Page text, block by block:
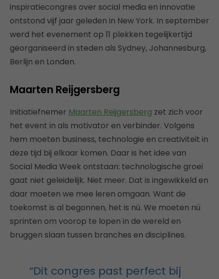
inspiratiecongres over social media en innovatie
ontstond vijf jaar geleden in New York. In september
werd het evenement op 11 plekken tegelijkertijd
georganiseerd in steden als Sydney, Johannesburg,
Berlijn en Londen.
Maarten Reijgersberg
Initiatiefnemer Maarten Reijgersberg zet zich voor
het event in als motivator en verbinder. Volgens
hem moeten business, technologie en creativiteit in
deze tijd bij elkaar komen. Daar is het idee van
Social Media Week ontstaan: technologische groei
gaat niet geleidelijk. Niet meer. Dat is ingewikkeld en
daar moeten we mee leren omgaan. Want de
toekomst is al begonnen, het is nú. We moeten nú
sprinten om voorop te lopen in de wereld en
bruggen slaan tussen branches en disciplines.
“Dit congres past perfect bij